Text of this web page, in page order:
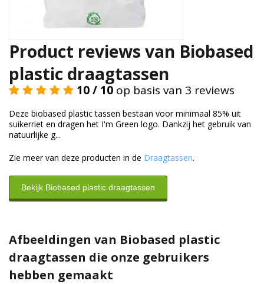
Bedrukte verpakkingen
Product reviews van Biobased
plastic draagtassen
10 / 10 op basis van 3 reviews
Deze biobased plastic tassen bestaan voor minimaal 85% uit
suikerriet en dragen het I'm Green logo. Dankzij het gebruik van
natuurlijke g...
Zie meer van deze producten in de Draagtassen.
Bekijk Biobased plastic draagtassen
Afbeeldingen van Biobased plastic
draagtassen die onze gebruikers
hebben gemaakt